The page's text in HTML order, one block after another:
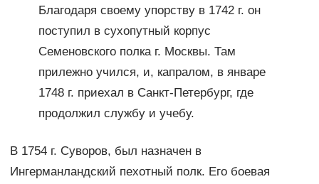
Благодаря своему упорству в 1742 г. он
поступил в сухопутный корпус
Семеновского полка г. Москвы. Там
прилежно учился, и, капралом, в январе
1748 г. приехал в Санкт-Петербург, где
продолжил службу и учебу.
В 1754 г. Суворов, был назначен в
Ингерманландский пехотный полк. Его боевая